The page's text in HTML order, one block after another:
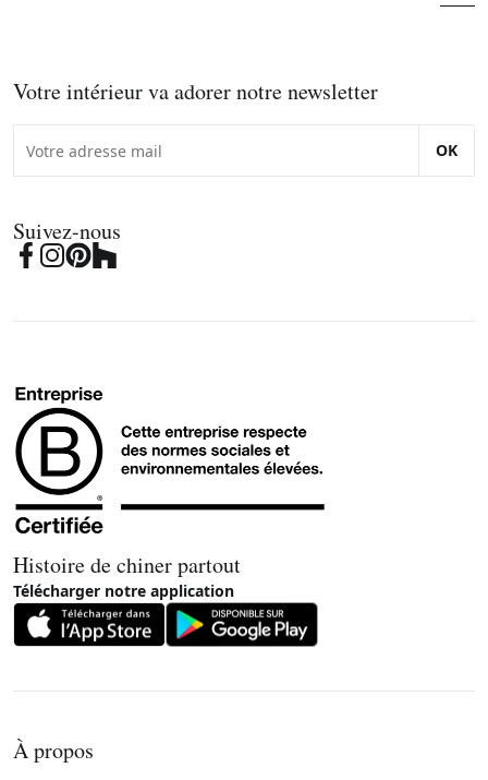
Votre intérieur va adorer notre newsletter
OK
Suivez-nous
Histoire de chiner partout
Télécharger notre application
À propos